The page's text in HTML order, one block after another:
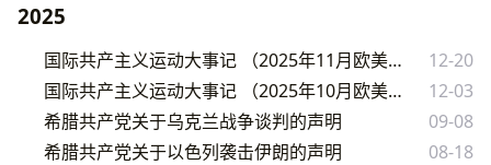
2025
国际共产主义运动大事记 （2025年11月欧美篇）
12-20
国际共产主义运动大事记 （2025年10月欧美篇）
12-03
希腊共产党关于乌克兰战争谈判的声明
09-08
希腊共产党关于以色列袭击伊朗的声明
08-18